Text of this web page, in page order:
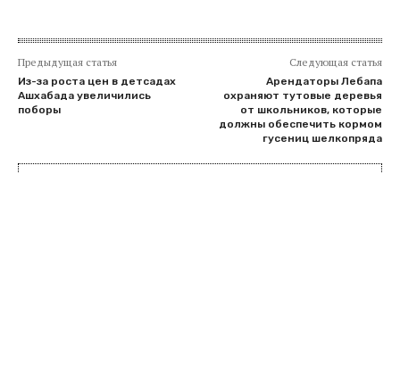
Предыдущая статья
Из-за роста цен в детсадах
Ашхабада увеличились
поборы
Следующая статья
Арендаторы Лебапа
охраняют тутовые деревья
от школьников, которые
должны обеспечить кормом
гусениц шелкопряда